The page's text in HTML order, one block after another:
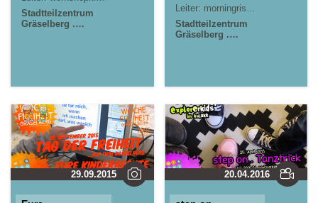
Stadtteilzentrum
Gräselberg .
Mauer muss
Weg!
Leiter: morningrise* . jOrn
Stadtteilzentrum
Gräselberg .
29.09.2015 20.04.2016